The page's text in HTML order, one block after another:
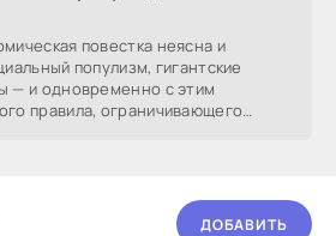
повестка неясна и
популизм, гигантские
— и одновременно с этим
правила, ограничивающего
ДОБАВИТЬ